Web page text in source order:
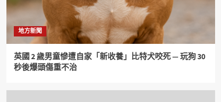
地方新聞
英國 2 歲男童慘遭自家「新收養」比特犬咬死 — 玩狗 30
秒後爆頭傷重不治